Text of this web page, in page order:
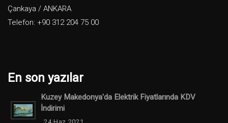
Çankaya / ANKARA
Telefon: +90 312 204 75 00
En son yazılar
Kuzey Makedonya'da Elektrik Fiyatlarında KDV
İndirimi
24 Haz 2021